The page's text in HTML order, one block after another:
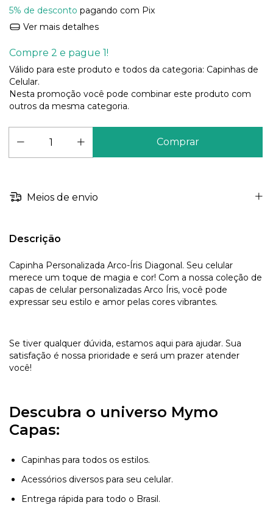
5% de desconto pagando com Pix
Ver mais detalhes
Compre 2 e pague 1!
Válido para este produto e todos da categoria: Capinhas de
Celular.
Nesta promoção você pode combinar este produto com
outros da mesma categoria.
Meios de envio
Descrição
Capinha Personalizada Arco-Íris Diagonal. Seu celular
merece um toque de magia e cor! Com a nossa coleção de
capas de celular personalizadas Arco Íris, você pode
expressar seu estilo e amor pelas cores vibrantes.
Se tiver qualquer dúvida, estamos aqui para ajudar. Sua
satisfação é nossa prioridade e será um prazer atender
você!
Descubra o universo Mymo
Capas:
Capinhas para todos os estilos.
Acessórios diversos para seu celular.
Entrega rápida para todo o Brasil.